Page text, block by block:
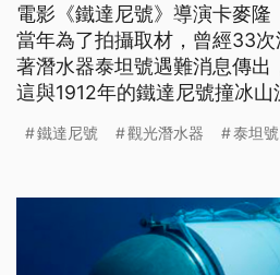
電影《鐵達尼號》導演卡麥隆
當年為了拍攝取材，曾經33
著潛水器泰坦號遇難消息傳出
這與1912年的鐵達尼號撞冰山
呼聲，現在也隨之而起。
鐵達尼號 觀光潛水器 泰坦號